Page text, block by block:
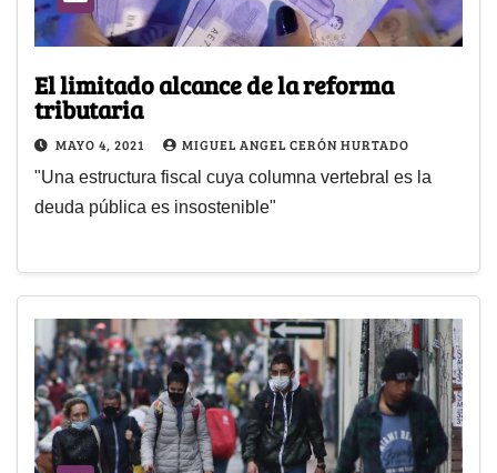
El limitado alcance de la reforma
tributaria
MAYO 4, 2021 MIGUEL ANGEL CERÓN HURTADO
"Una estructura fiscal cuya columna vertebral es la
deuda pública es insostenible"